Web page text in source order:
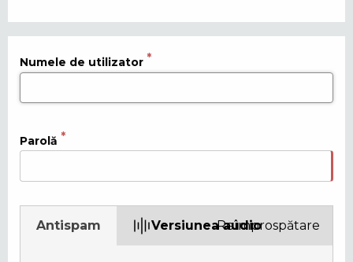
Numele de utilizator
Parolă
Antispam Versiunea audioReîmprospătare